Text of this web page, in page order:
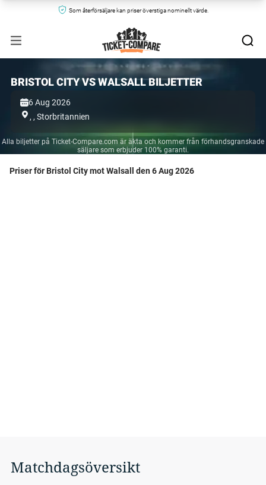
Som återförsäljare kan priser överstiga nominellt värde.
BRISTOL CITY VS WALSALL BILJETTER
6 Aug 2026
, , Storbritannien
Alla biljetter på Ticket-Compare.com är äkta och kommer från förhandsgranskade
säljare som erbjuder 100% garanti.
Priser för Bristol City mot Walsall den 6 Aug 2026
Matchdagsöversikt